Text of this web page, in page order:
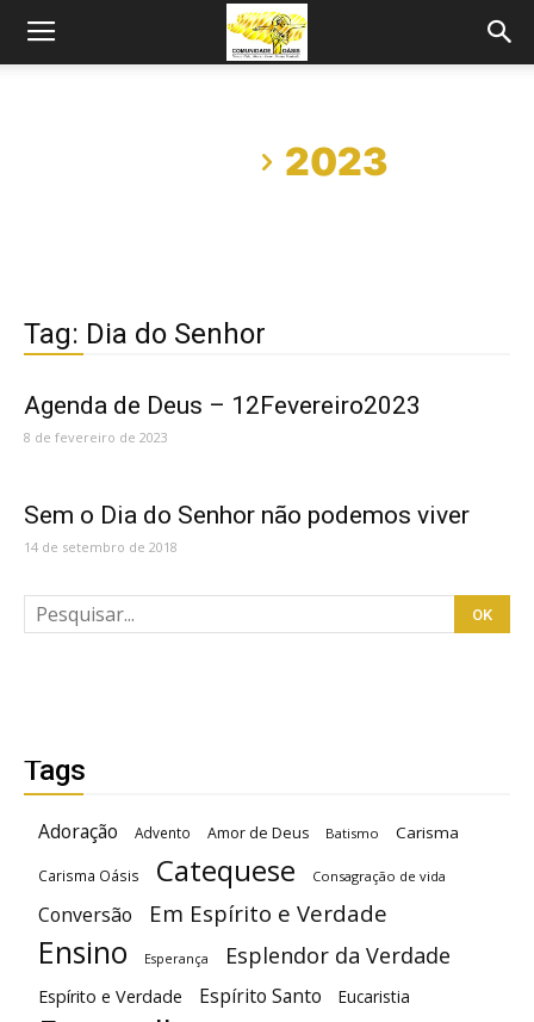
2023
Tag: Dia do Senhor
Agenda de Deus – 12Fevereiro2023
8 de fevereiro de 2023
Sem o Dia do Senhor não podemos viver
14 de setembro de 2018
Tags
Adoração Advento Amor de Deus Batismo Carisma
Carisma Oásis Catequese Consagração de vida
Conversão Em Espírito e Verdade
Ensino Esperança Esplendor da Verdade
Espírito e Verdade Espírito Santo Eucaristia